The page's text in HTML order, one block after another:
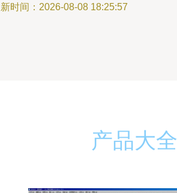
时间：2026-08-08 18:25:57
产品大全